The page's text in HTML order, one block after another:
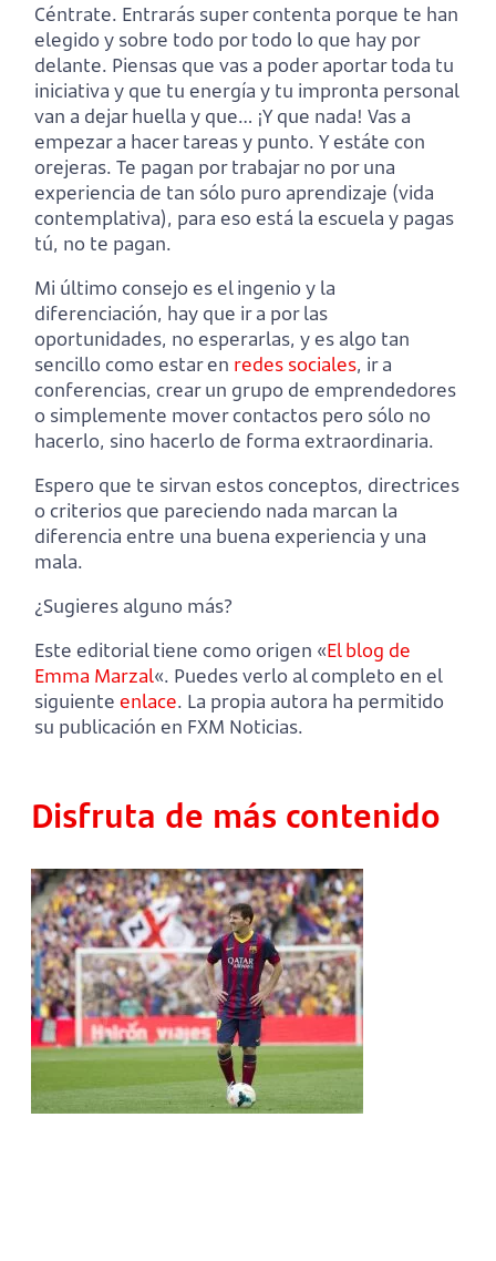
Céntrate. Entrarás super contenta porque te han
elegido y sobre todo por todo lo que hay por
delante. Piensas que vas a poder aportar toda tu
iniciativa y que tu energía y tu impronta personal
van a dejar huella y que… ¡Y que nada! Vas a
empezar a hacer tareas y punto. Y estáte con
orejeras. Te pagan por trabajar no por una
experiencia de tan sólo puro aprendizaje (vida
contemplativa), para eso está la escuela y pagas
tú, no te pagan.
Mi último consejo es el ingenio y la
diferenciación, hay que ir a por las
oportunidades, no esperarlas, y es algo tan
sencillo como estar en redes sociales, ir a
conferencias, crear un grupo de emprendedores
o simplemente mover contactos pero sólo no
hacerlo, sino hacerlo de forma extraordinaria.
Espero que te sirvan estos conceptos, directrices
o criterios que pareciendo nada marcan la
diferencia entre una buena experiencia y una
mala.
¿Sugieres alguno más?
Este editorial tiene como origen «El blog de
Emma Marzal«. Puedes verlo al completo en el
siguiente enlace. La propia autora ha permitido
su publicación en FXM Noticias.
Disfruta de más contenido